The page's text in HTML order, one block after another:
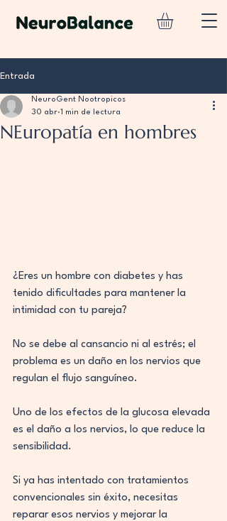
Entrada
NEuropatía en hombres
NeuroGent Nootropicos
30 abr 1 min de lectura
¿Eres un hombre con diabetes y has
tenido dificultades para mantener la
intimidad con tu pareja?
No se debe al cansancio ni al estrés; el
problema es un daño en los nervios que
regulan el flujo sanguíneo.
Uno de los efectos de la glucosa elevada
es el daño a los nervios, lo que reduce la
sensibilidad.
Si ya has intentado con tratamientos
convencionales sin éxito, necesitas
reparar esos nervios y mejorar la